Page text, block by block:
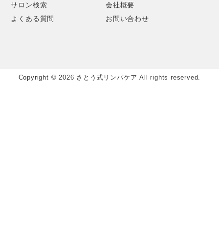
サロン検索
会社概要
よくある質問
お問い合わせ
Copyright © 2026 さとう式リンパケア All rights reserved.